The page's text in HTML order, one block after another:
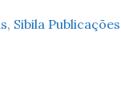
, Sibila Publicações